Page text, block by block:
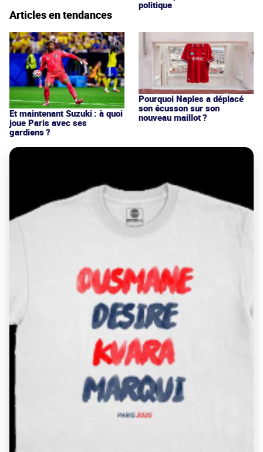
politique
Articles en tendances
Et maintenant Suzuki : à quoi
joue Paris avec ses
gardiens ?
Pourquoi Naples a déplacé
son écusson sur son
nouveau maillot ?